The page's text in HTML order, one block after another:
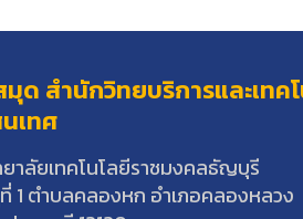
ด สำนักวิทยบริการและเทค
เทศ
าลัยเทคโนโลยีราชมงคลธัญบุรี
1 ตำบลคลองหก อำเภอคลองหลวง